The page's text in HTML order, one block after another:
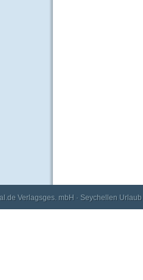
Verlagsges. mbH · Seychellen Urlaub